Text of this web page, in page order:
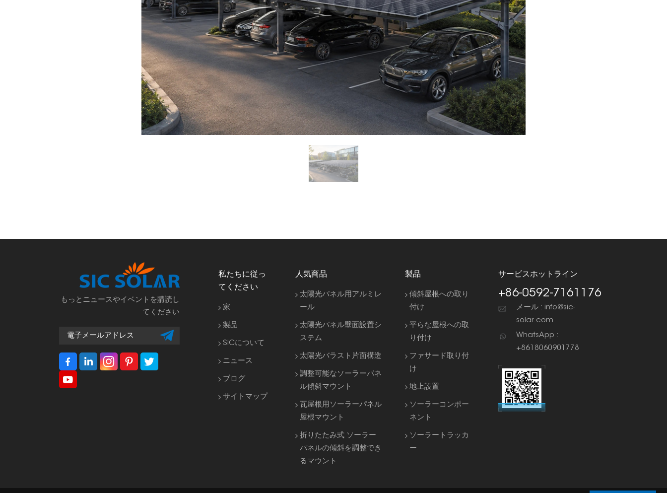
もっとニュースやイベントを購読し
てください
私たちに従っ
てください
家
製品
SICについて
ニュース
ブログ
サイトマップ
人気商品
太陽光パネル用アルミレ
ール
太陽光パネル壁面設置シ
ステム
太陽光バラスト片面構造
調整可能なソーラーパネ
ル傾斜マウント
瓦屋根用ソーラーパネル
屋根マウント
折りたたみ式 ソーラー
パネルの傾斜を調整でき
るマウント
製品
傾斜屋根への取り
付け
平らな屋根への取
り付け
ファサード取り付
け
地上設置
ソーラーコンポー
ネント
ソーラートラッカ
ー
サービスホットライン
+86-0592-7161176
メール : info@sic-
solar.com
WhatsApp :
+8618060901778